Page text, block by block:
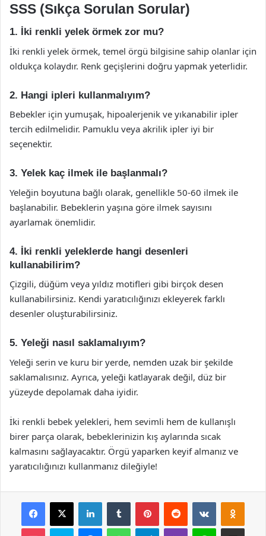
SSS (Sıkça Sorulan Sorular)
1. İki renkli yelek örmek zor mu?
İki renkli yelek örmek, temel örgü bilgisine sahip olanlar için
oldukça kolaydır. Renk geçişlerini doğru yapmak yeterlidir.
2. Hangi ipleri kullanmalıyım?
Bebekler için yumuşak, hipoalerjenik ve yıkanabilir ipler
tercih edilmelidir. Pamuklu veya akrilik ipler iyi bir
seçenektir.
3. Yelek kaç ilmek ile başlanmalı?
Yeleğin boyutuna bağlı olarak, genellikle 50-60 ilmek ile
başlanabilir. Bebeklerin yaşına göre ilmek sayısını
ayarlamak önemlidir.
4. İki renkli yeleklerde hangi desenleri
kullanabilirim?
Çizgili, düğüm veya yıldız motifleri gibi birçok desen
kullanabilirsiniz. Kendi yaratıcılığınızı ekleyerek farklı
desenler oluşturabilirsiniz.
5. Yeleği nasıl saklamalıyım?
Yeleği serin ve kuru bir yerde, nemden uzak bir şekilde
saklamalısınız. Ayrıca, yeleği katlayarak değil, düz bir
yüzeyde depolamak daha iyidir.
İki renkli bebek yelekleri, hem sevimli hem de kullanışlı
birer parça olarak, bebeklerinizin kış aylarında sıcak
kalmasını sağlayacaktır. Örgü yaparken keyif almanız ve
yaratıcılığınızı kullanmanız dileğiyle!
Facebook
X LinkedInTumblr PinterestReddit VKontakte
Pocket Skype MessengerWhatsAppTelegramViber Line E-Posta ile